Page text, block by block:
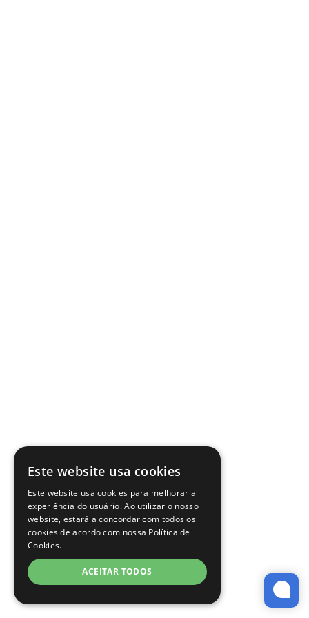
Este website usa cookies
Este website usa cookies para melhorar a
experiência do usuário. Ao utilizar o nosso
website, estará a concordar com todos os
cookies de acordo com nossa Política de
Cookies.
ACEITAR TODOS